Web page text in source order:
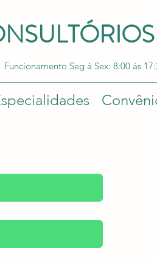
Funcionamento Seg à Sex: 8:00 às